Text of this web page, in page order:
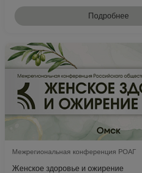
Подробнее
Межрегиональная конференция РОАГ
Женское здоровье и ожирение